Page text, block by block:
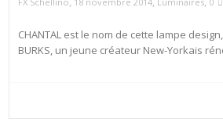
CHANTAL est le nom de cette lampe
BURKS, un jeune créateur New-Yorkais